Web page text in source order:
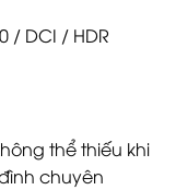
/ DCI / HDR
thể thiếu khi
chuyên